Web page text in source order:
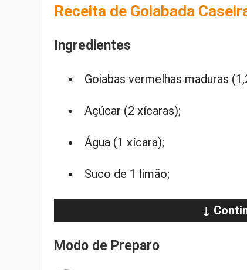
Receita de Goiabada
Ingredientes
Goiabas vermelhas maduras
Açúcar (2 xícaras);
Água (1 xícara);
Suco de 1 limão;
↓
Modo de Preparo